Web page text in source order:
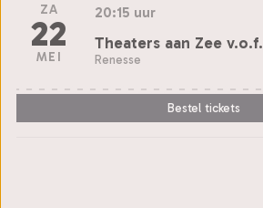
ZA
22
MEI
20:15 uur
Theaters aan Zee v.o.f.
Renesse
Bestel tickets